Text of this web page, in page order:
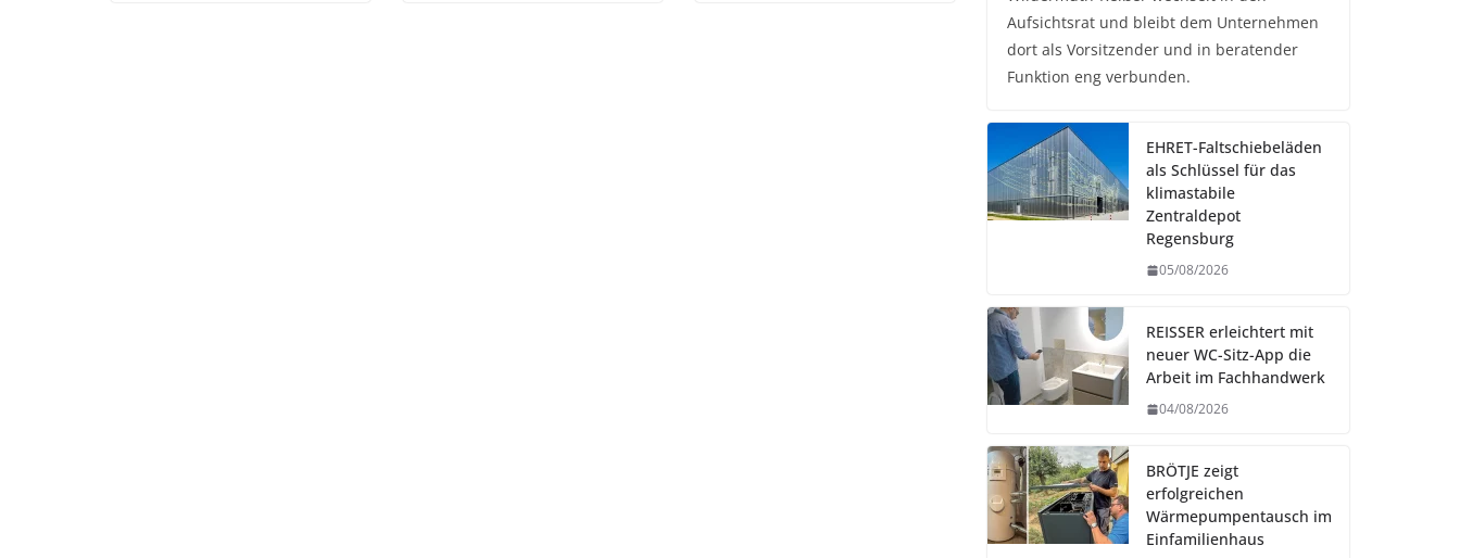
Aufsichtsrat und bleibt dem Unternehmen
dort als Vorsitzender und in beratender
Funktion eng verbunden.
EHRET-Faltschiebeläden
als Schlüssel für das
klimastabile
Zentraldepot
Regensburg
05/08/2026
REISSER erleichtert mit
neuer WC-Sitz-App die
Arbeit im Fachhandwerk
04/08/2026
BRÖTJE zeigt
erfolgreichen
Wärmepumpentausch im
Einfamilienhaus